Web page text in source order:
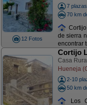
12 Fotos
7 plazas
70 km
de sierra
encontrar
Cortijo
Casa
Hueneja
2-10
50 km
Los